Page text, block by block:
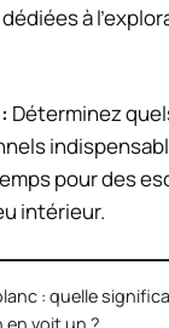
à
: Déterminez
pour des
intérieur.
: quelle